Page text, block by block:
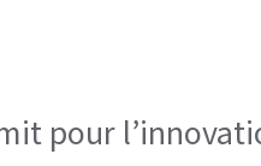
pour